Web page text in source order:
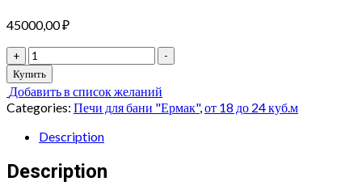
45000,00₽
+
Дровяная
печь
для
бани
ERMAK
20
СЕТКА-
ПРЕМИУМ
(Сталь)
-
Купить
Добавить в список желаний
Categories: Печи для бани "Ермак", от 18 до 24 куб.м
Description
Description